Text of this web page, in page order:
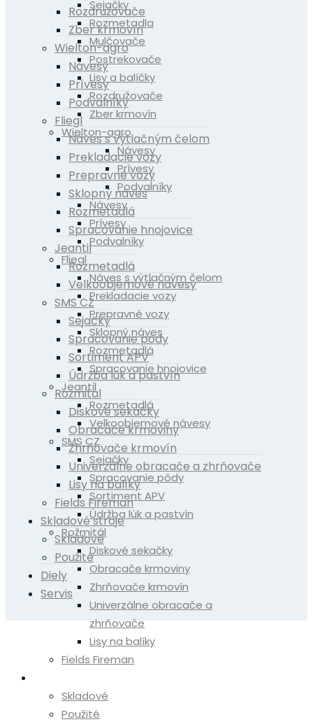
Sejačky
Rozmetadla
Mulčovače
Postrekovače
Lisy a balíčky
Rozdružovače
Zber krmovín
Wielton-agro
Návesy
Prívesy
Podvalníky
Návesy
Prívesy
Podvalníky
Fliegl
Náves s výtlačným čelom
Prekladacie vozy
Prepravné vozy
Sklopný náves
Rozmetadlá
Spracovanie hnojovice
Jeantil
Rozmetadlá
Velkoobjemové návesy
SMS CZ
Sejačky
Spracovanie pôdy
Sortiment APV
Údržba lúk a pastvín
Rožmitál
Diskové sekačky
Obracače krmoviny
Zhrňovače krmovín
Univerzálne obracače a
zhrňovače
Lisy na balíky
Fields Fireman
Skladové
Použité
Rozdružovače
Zber krmovín
Wielton-agro
Návesy
Prívesy
Podvalníky
Fliegl
Náves s výtlačným čelom
Prekladacie vozy
Prepravné vozy
Sklopný náves
Rozmetadlá
Spracovanie hnojovice
Jeantil
Rozmetadlá
Velkoobjemové návesy
SMS CZ
Sejačky
Spracovanie pôdy
Sortiment APV
Údržba lúk a pastvín
Rožmitál
Diskové sekačky
Obracače krmoviny
Zhrňovače krmovín
Univerzálne obracače a zhrňovače
Lisy na balíky
Fields Fireman
Skladové stroje
Skladové
Použité
Diely
Servis